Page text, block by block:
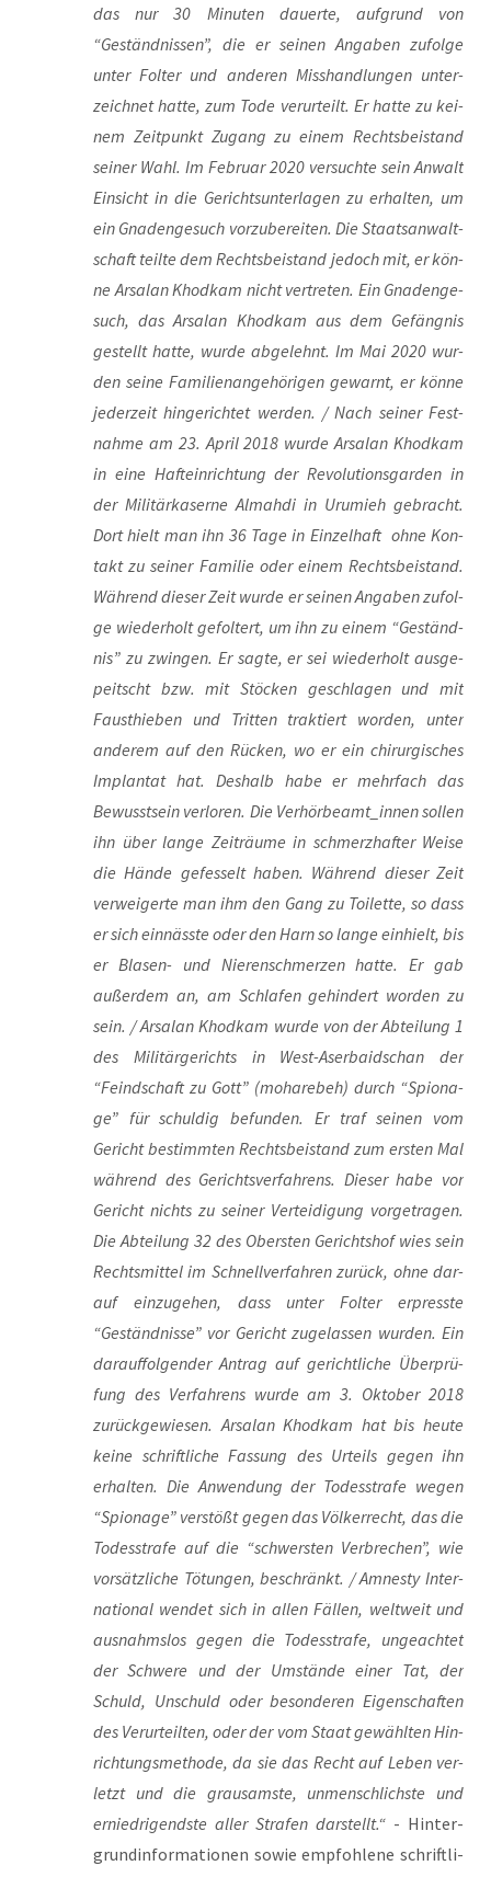
das nur 30 Minu­ten dau­er­te, auf­grund von
“Geständ­nis­sen”, die er sei­nen Anga­ben zufol­ge
unter Fol­ter und ande­ren Miss­hand­lun­gen unter­
zeich­net hat­te, zum Tode ver­ur­teilt. Er hat­te zu kei­
nem Zeit­punkt Zugang zu einem Rechts­bei­stand
sei­ner Wahl. Im Febru­ar 2020 ver­such­te sein Anwalt
Ein­sicht in die Gerichts­un­ter­la­gen zu erhal­ten, um
ein Gna­den­ge­such vor­zu­be­rei­ten. Die Staats­an­walt­
schaft teil­te dem Rechts­bei­stand jedoch mit, er kön­
ne Arsalan Khod­kam nicht ver­tre­ten. Ein Gna­den­ge­
such, das Arsalan Khod­kam aus dem Gefäng­nis
gestellt hat­te, wur­de abge­lehnt. Im Mai 2020 wur­
den sei­ne Fami­li­en­an­ge­hö­ri­gen gewarnt, er kön­ne
jeder­zeit hin­ge­rich­tet wer­den. / Nach sei­ner Fest­
nah­me am 23. April 2018 wur­de Arsalan Khod­kam
in eine Haft­ein­rich­tung der Revo­lu­ti­ons­gar­den in
der Mili­tär­ka­ser­ne Almah­di in Urumieh gebracht.
Dort hielt man ihn 36 Tage in Ein­zel­haft ­ ohne Kon­
takt zu sei­ner Fami­lie oder einem Rechts­bei­stand.
Wäh­rend die­ser Zeit wur­de er sei­nen Anga­ben zufol­
ge wie­der­holt gefol­tert, um ihn zu einem “Geständ­
nis” zu zwin­gen. Er sag­te, er sei wie­der­holt aus­ge­
peitscht bzw. mit Stö­cken geschla­gen und mit
Faust­hie­ben und Trit­ten trak­tiert wor­den, unter
ande­rem auf den Rücken, wo er ein chir­ur­gi­sches
Implan­tat hat. Des­halb habe er mehr­fach das
Bewusst­sein ver­lo­ren. Die Verhörbeamt_innen sol­len
ihn über lan­ge Zeit­räu­me in schmerz­haf­ter Wei­se
die Hän­de gefes­selt haben. Wäh­rend die­ser Zeit
ver­wei­ger­te man ihm den Gang zu Toi­let­te, so dass
er sich ein­näss­te oder den Harn so lan­ge ein­hielt, bis
er Bla­sen- und Nie­ren­schmer­zen hat­te. Er gab
außer­dem an, am Schla­fen gehin­dert wor­den zu
sein. / Arsalan Khod­kam wur­de von der Abtei­lung 1
des Mili­tär­ge­richts in West-Aser­bai­dschan der
“Feind­schaft zu Gott” (moh­are­beh) durch “Spio­na­
ge” für schul­dig befun­den. Er traf sei­nen vom
Gericht bestimm­ten Rechts­bei­stand zum ers­ten Mal
wäh­rend des Gerichts­ver­fah­rens. Die­ser habe vor
Gericht nichts zu sei­ner Ver­tei­di­gung vor­ge­tra­gen.
Die Abtei­lung 32 des Obers­ten Gerichts­hof wies sein
Rechts­mit­tel im Schnell­ver­fah­ren zurück, ohne dar­
auf ein­zu­ge­hen, dass unter Fol­ter erpress­te
“Geständ­nis­se” vor Gericht zuge­las­sen wur­den. Ein
dar­auf­fol­gen­der Antrag auf gericht­li­che Über­prü­
fung des Ver­fah­rens wur­de am 3. Okto­ber 2018
zurück­ge­wie­sen. Arsalan Khod­kam hat bis heu­te
kei­ne schrift­li­che Fas­sung des Urteils gegen ihn
erhal­ten. Die Anwen­dung der Todes­stra­fe wegen
“Spio­na­ge” ver­stößt gegen das Völ­ker­recht, das die
Todes­stra­fe auf die “schwers­ten Ver­bre­chen”, wie
vor­sätz­li­che Tötun­gen, beschränkt. / Amnes­ty Inter­
na­tio­nal wen­det sich in allen Fäl­len, welt­weit und
aus­nahms­los gegen die Todes­stra­fe, unge­ach­tet
der Schwe­re und der Umstän­de einer Tat, der
Schuld, Unschuld oder beson­de­ren Eigen­schaf­ten
des Ver­ur­teil­ten, oder der vom Staat gewähl­ten Hin­
rich­tungs­me­tho­de, da sie das Recht auf Leben ver­
letzt und die grau­sams­te, unmensch­lichs­te und
ernied­ri­gends­te aller Stra­fen dar­stellt.“ - Hin­ter­
grund­in­for­ma­tio­nen sowie emp­foh­le­ne schrift­li­